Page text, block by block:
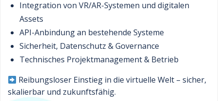
Integration von VR/AR-Systemen und digitalen
Assets
API-Anbindung an bestehende Systeme
Sicherheit, Datenschutz & Governance
Technisches Projektmanagement & Betrieb
Reibungsloser Einstieg in die virtuelle Welt – sicher,
skalierbar und zukunftsfähig.